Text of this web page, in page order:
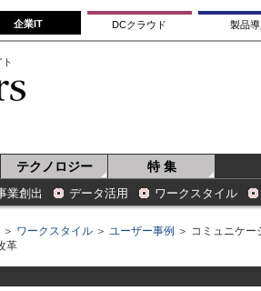
企業IT DCクラウド 製品導
ト
テクノロジー 特 集
業創出 データ活用 ワークスタイル
＞ ワークスタイル ＞ ユーザー事例 ＞ コミュニケ
革